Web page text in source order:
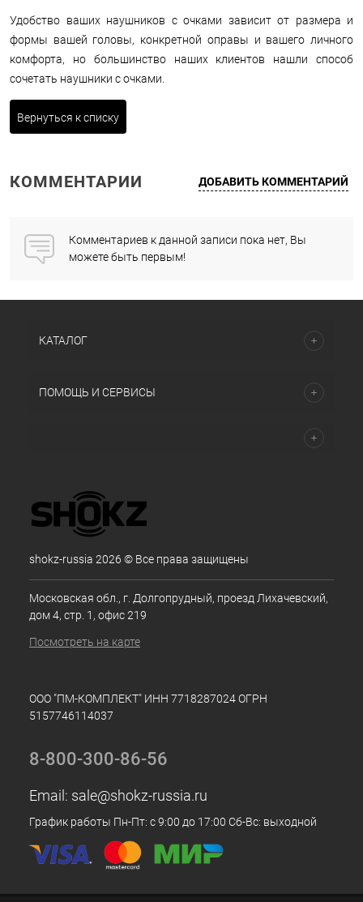
Удобство ваших наушников с очками зависит от размера и
формы вашей головы, конкретной оправы и вашего личного
комфорта, но большинство наших клиентов нашли способ
сочетать наушники с очками.
Вернуться к списку
КОММЕНТАРИИ ДОБАВИТЬ КОММЕНТАРИЙ
Комментариев к данной записи пока нет, Вы
можете быть первым!
КАТАЛОГ
ПОМОЩЬ И СЕРВИСЫ
shokz-russia 2026 © Все права защищены
Московская обл., г. Долгопрудный, проезд Лихачевский,
дом 4, стр. 1, офис 219
Посмотреть на карте
ООО "ПМ-КОМПЛЕКТ" ИНН 7718287024 ОГРН
5157746114037
8-800-300-86-56
Email: sale@shokz-russia.ru
График работы Пн-Пт: с 9:00 до 17:00 Сб-Вс: выходной